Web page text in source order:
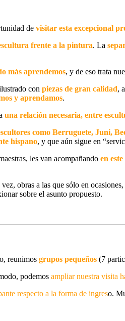
de visitar esta excepcional
frente a la pintura. La
más aprendemos, y de eso trata
con piezas de gran calidad,
y aprendamos.
una relación necesaria, entre
como Berruguete, Juni,
hispano, y que aún sigue en
les van acompañando en
obras a las que sólo en
sobre el asunto propuesto.
reunimos grupos pequeños (7
podemos ampliar nuestra visita
respecto a la forma de ingreso.